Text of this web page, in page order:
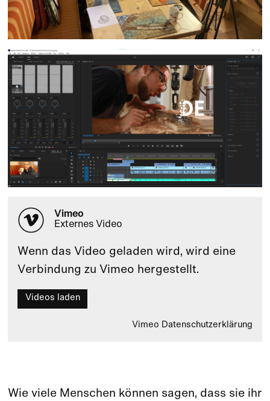
Vimeo
Externes Video
Wenn das Video geladen wird, wird eine
Verbindung zu Vimeo hergestellt.
Videos laden
Vimeo Datenschutzerklärung
Wie viele Menschen können sagen, dass sie ihr